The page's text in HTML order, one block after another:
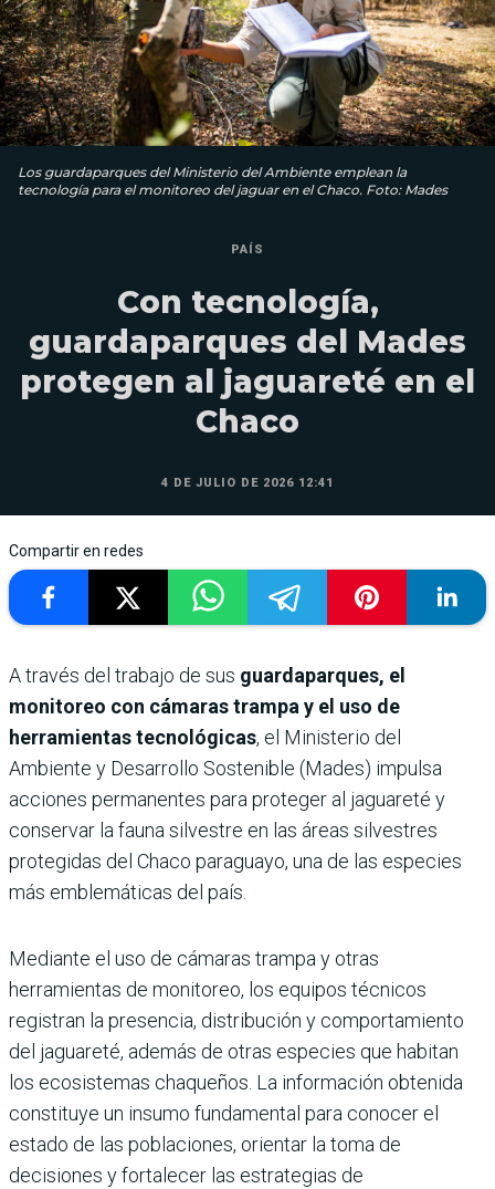
Los guardaparques del Ministerio del Ambiente emplean la
tecnología para el monitoreo del jaguar en el Chaco. Foto: Mades
PAÍS
Con tecnología,
guardaparques del Mades
protegen al jaguareté en el
Chaco
4 DE JULIO DE 2026 12:41
Compartir en redes
A través del trabajo de sus guardaparques, el
monitoreo con cámaras trampa y el uso de
herramientas tecnológicas, el Ministerio del
Ambiente y Desarrollo Sostenible (Mades) impulsa
acciones permanentes para proteger al jaguareté y
conservar la fauna silvestre en las áreas silvestres
protegidas del Chaco paraguayo, una de las especies
más emblemáticas del país.
Mediante el uso de cámaras trampa y otras
herramientas de monitoreo, los equipos técnicos
registran la presencia, distribución y comportamiento
del jaguareté, además de otras especies que habitan
los ecosistemas chaqueños. La información obtenida
constituye un insumo fundamental para conocer el
estado de las poblaciones, orientar la toma de
decisiones y fortalecer las estrategias de